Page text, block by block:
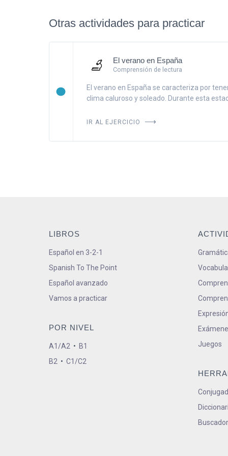
Otras actividades para practicar
El verano en España
Comprensión de lectura
El verano en España se caracteriza por
clima caluroso y soleado. Durante esta
IR AL EJERCICIO
LIBROS
Español en 3-2-1
Spanish To The Point
Español avanzado
Vamos a practicar
POR NIVEL
A1/A2 • B1
B2 • C1/C2
Juegos